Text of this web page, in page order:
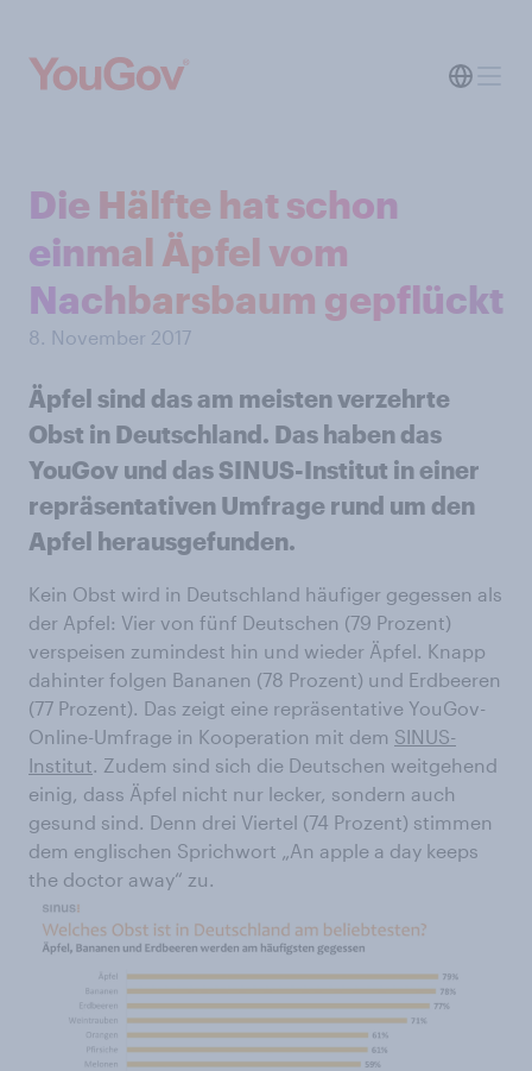
Die Hälfte hat schon
einmal Äpfel vom
Nachbarsbaum gepflückt
8. November 2017
Äpfel sind das am meisten verzehrte
Obst in Deutschland. Das haben das
YouGov und das SINUS-Institut in einer
repräsentativen Umfrage rund um den
Apfel herausgefunden.
Kein Obst wird in Deutschland häufiger gegessen als
der Apfel: Vier von fünf Deutschen (79 Prozent)
verspeisen zumindest hin und wieder Äpfel. Knapp
dahinter folgen Bananen (78 Prozent) und Erdbeeren
(77 Prozent). Das zeigt eine repräsentative YouGov-
Online-Umfrage in Kooperation mit dem SINUS-
Institut. Zudem sind sich die Deutschen weitgehend
einig, dass Äpfel nicht nur lecker, sondern auch
gesund sind. Denn drei Viertel (74 Prozent) stimmen
dem englischen Sprichwort „An apple a day keeps
the doctor away“ zu.